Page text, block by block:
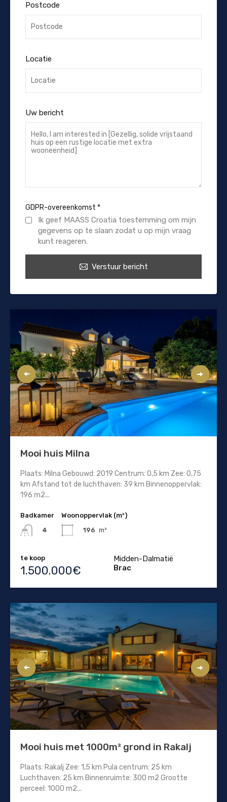
Postcode
Locatie
Uw bericht
GDPR-overeenkomst *
Ik geef MAASS Croatia toestemming om mijn
gegevens op te slaan zodat u op mijn vraag
kunt reageren.
Verstuur bericht
Mooi huis Milna
Plaats: Milna Gebouwd: 2019 Centrum: 0,5 km Zee: 0,75
km Afstand tot de luchthaven: 39 km Binnenoppervlak:
196 m2...
Badkamer
4
Woonoppervlak (m²)
196 m²
te koop
1.500.000€
Midden-Dalmatië
Brac
Mooi huis met 1000m² grond in Rakalj
Plaats: Rakalj Zee: 1,5 km Pula centrum: 25 km
Luchthaven: 25 km Binnenruimte: 300 m2 Grootte
perceel: 1000 m2...